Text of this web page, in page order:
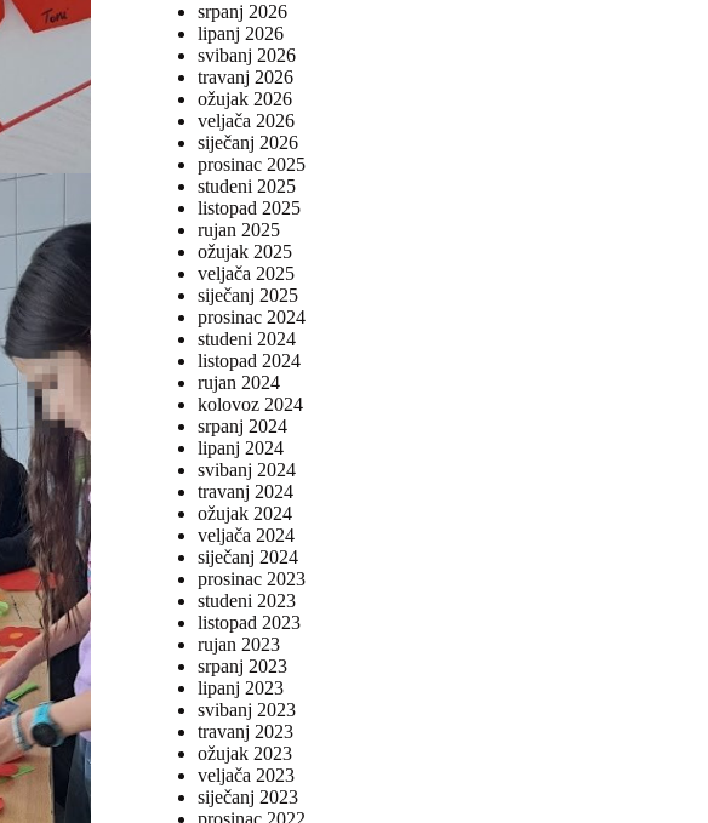
srpanj 2026
lipanj 2026
svibanj 2026
travanj 2026
ožujak 2026
veljača 2026
siječanj 2026
prosinac 2025
studeni 2025
listopad 2025
rujan 2025
ožujak 2025
veljača 2025
siječanj 2025
prosinac 2024
studeni 2024
listopad 2024
rujan 2024
kolovoz 2024
srpanj 2024
lipanj 2024
svibanj 2024
travanj 2024
ožujak 2024
veljača 2024
siječanj 2024
prosinac 2023
studeni 2023
listopad 2023
rujan 2023
srpanj 2023
lipanj 2023
svibanj 2023
travanj 2023
ožujak 2023
veljača 2023
siječanj 2023